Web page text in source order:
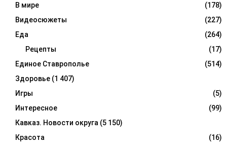
В мире
(178)
Видеосюжеты
(227)
Еда
(264)
Рецепты
(17)
Единое Ставрополье
(514)
Здоровье (1 407)
Игры
(5)
Интересное
(99)
Кавказ. Новости округа (5 150)
Красота
(16)